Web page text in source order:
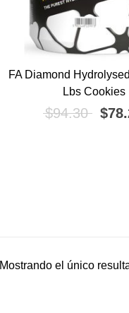
FA Diamond
Lbs Cookies
$94.30 El
$
Mostrando el único